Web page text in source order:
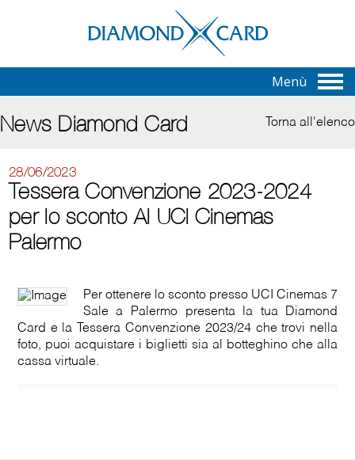
Menù
News Diamond Card Torna all'elenco
28/06/2023
Tessera Convenzione 2023-2024
per lo sconto Al UCI Cinemas
Palermo
Per ottenere lo sconto presso UCI Cinemas 7
Sale a Palermo presenta la tua Diamond
Card e la Tessera Convenzione 2023/24 che trovi nella
foto, puoi acquistare i biglietti sia al botteghino che alla
cassa virtuale.